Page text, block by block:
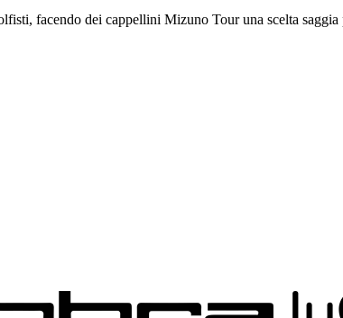
facendo dei cappellini Mizuno Tour una scelta